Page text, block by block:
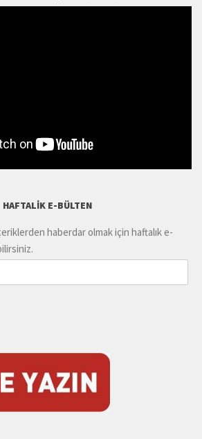
HAFTALIK E-BÜLTEN
haberdar olmak için haftalık e-